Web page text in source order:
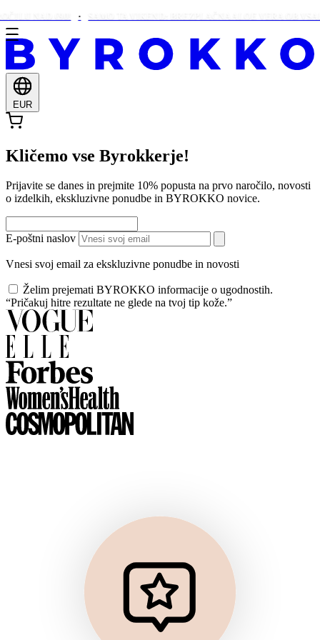
EUR
Kličemo vse Byrokkerje!
Prijavite se danes in prejmite 10% popusta na prvo naročilo, novosti
o izdelkih, ekskluzivne ponudbe in BYROKKO novice.
E-poštni naslov
Vnesi svoj email za ekskluzivne ponudbe in novosti
Želim prejemati BYROKKO informacije o ugodnostih.
“Pričakuj hitre rezultate ne glede na tvoj tip kože.”